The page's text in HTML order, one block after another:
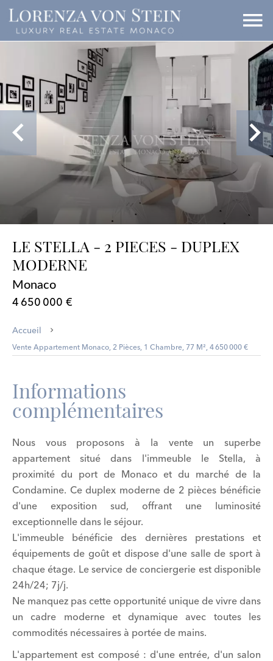
LE STELLA - 2 PIECES - DUPLEX
MODERNE
Monaco
4 650 000 €
Accueil
Vente Appartement Monaco, 2 Pièces, 1 Chambre, 77 M², 4 650 000 €
Informations
complémentaires
Nous vous proposons à la vente un superbe
appartement situé dans l'immeuble le Stella, à
proximité du port de Monaco et du marché de la
Condamine. Ce duplex moderne de 2 pièces bénéficie
d'une exposition sud, offrant une luminosité
exceptionnelle dans le séjour.
L'immeuble bénéficie des dernières prestations et
équipements de goût et dispose d'une salle de sport à
chaque étage. Le service de conciergerie est disponible
24h/24; 7j/j.
Ne manquez pas cette opportunité unique de vivre dans
un cadre moderne et dynamique avec toutes les
commodités nécessaires à portée de mains.
L'appartement est composé : d'une entrée, d'un salon